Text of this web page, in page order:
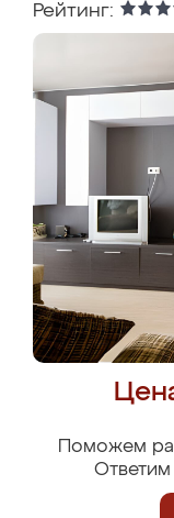
Рейтинг:
Поможем
Ответим